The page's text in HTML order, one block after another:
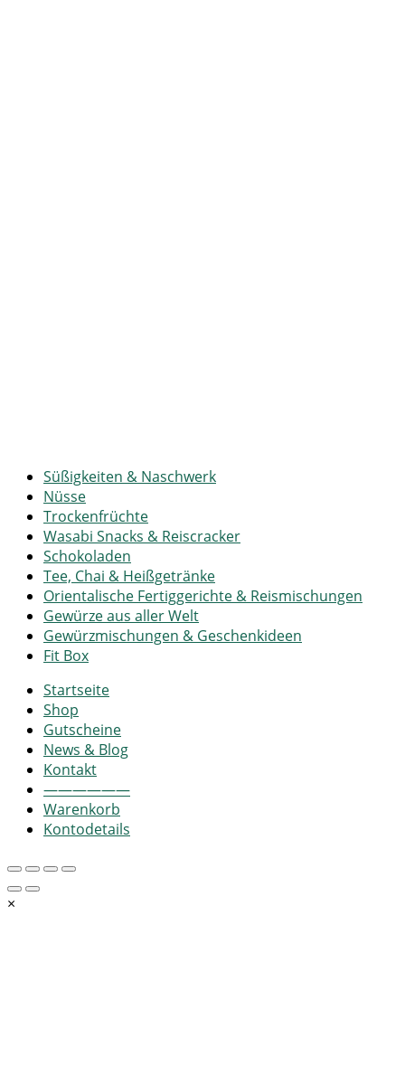
Süßigkeiten & Naschwerk
Nüsse
Trockenfrüchte
Wasabi Snacks & Reiscracker
Schokoladen
Tee, Chai & Heißgetränke
Orientalische Fertiggerichte & Reismischungen
Gewürze aus aller Welt
Gewürzmischungen & Geschenkideen
Fit Box
Startseite
Shop
Gutscheine
News & Blog
Kontakt
——————
Warenkorb
Kontodetails
×